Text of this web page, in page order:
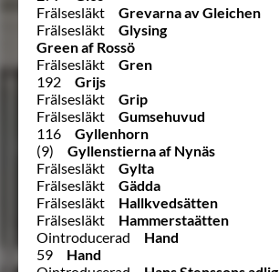
Frälsesläkt
Grevarna av Gleichen
Frälsesläkt
Glysing
Green af Rossö
Frälsesläkt
Gren
192
Grijs
Frälsesläkt
Grip
Frälsesläkt
Gumsehuvud
116
Gyllenhorn
(9)
Gyllenstierna af Nynäs
Frälsesläkt
Gylta
Frälsesläkt
Gädda
Frälsesläkt
Hallkvedsätten
Frälsesläkt
Hammerstaätten
Ointroducerad
Hand
59
Hand